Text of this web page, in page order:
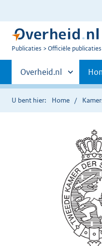
U
Publicaties Officiële publicaties
Primaire
navigatie
Andere
sites
binnen
Overheid.nl
U bent hier: Home